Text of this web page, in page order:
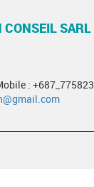
CONSEIL SARL
: +687_775823